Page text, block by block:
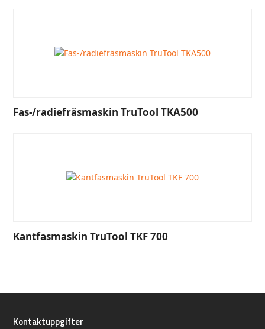
Fas-/radiefräsmaskin TruTool TKA500
Kantfasmaskin TruTool TKF 700
Kontaktuppgifter